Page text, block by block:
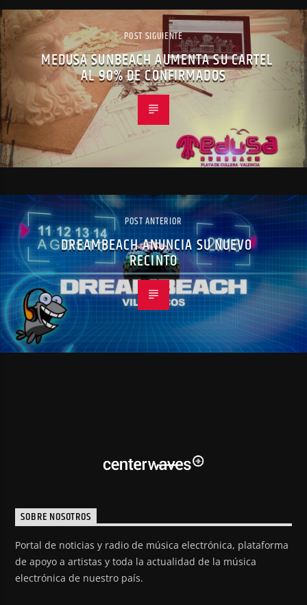
POST SIGUIENTE
MEDUSA SUNBEACH AUMENTA SU CARTEL
AL 90% DE CONFIRMADOS
POST ANTERIOR
DREAMBEACH ANUNCIA SU NUEVO
RECINTO
SOBRE NOSOTROS
Portal de noticias y radio de música electrónica, plataforma
de apoyo a artistas y toda la actualidad de la música
electrónica de nuestro país.